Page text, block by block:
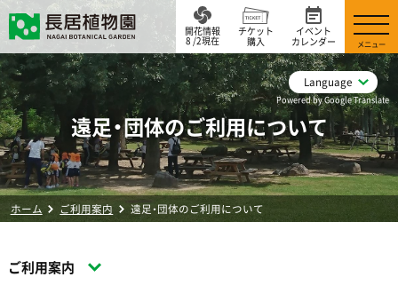
Language
Powered by Google Translate
開花情報
8 /2現在
チケット
購入
イベント
カレンダー
メニュー
遠足・団体のご利用について
ホーム ご利用案内 遠足・団体のご利用について
ご利用案内